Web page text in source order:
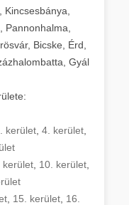
Pannonhalma,
Bicske, Érd,
Gyál
kerület 4. kerület
kerület 10. kerület
, 15. kerület, 16.